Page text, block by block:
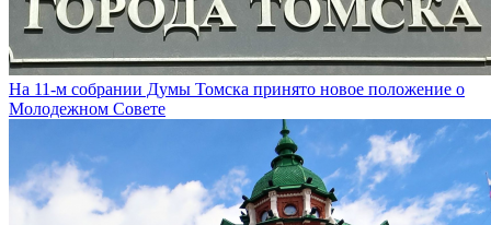
На 11-м собрании Думы Томска принято новое положение о
Молодежном Совете